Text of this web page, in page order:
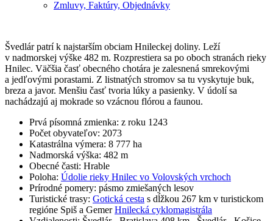
Zmluvy, Faktúry, Objednávky
Švedlár patrí k najstarším obciam Hnileckej doliny. Leží
v nadmorskej výške 482 m. Rozprestiera sa po oboch stranách rieky
Hnilec. Väčšia časť obecného chotára je zalesnená smrekovými
a jedľovými porastami. Z listnatých stromov sa tu vyskytuje buk,
breza a javor. Menšiu časť tvoria lúky a pasienky. V údolí sa
nachádzajú aj mokrade so vzácnou flórou a faunou.
Prvá písomná zmienka: z roku 1243
Počet obyvateľov: 2073
Katastrálna výmera: 8 777 ha
Nadmorská výška: 482 m
Obecné časti: Hrable
Poloha: Údolie rieky Hnilec vo Volovských vrchoch
Prírodné pomery: pásmo zmiešaných lesov
Turistické trasy: Gotická cesta s dĺžkou 267 km v turistickom
regióne Spiš a GemerHnilecká cyklomagistrála